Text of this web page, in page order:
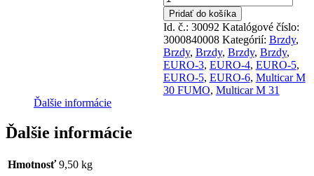
Bubon
ručnej
brzdy
FUMO
E-
3,4,5
Pridať do košíka
Id. č.: 30092 Katalógové číslo:
3000840008 Kategórií: Brzdy,
Brzdy, Brzdy, Brzdy, Brzdy,
EURO-3, EURO-4, EURO-5,
EURO-5, EURO-6, Multicar M
30 FUMO, Multicar M 31
Ďalšie informácie
Ďalšie informácie
Hmotnosť 9,50 kg